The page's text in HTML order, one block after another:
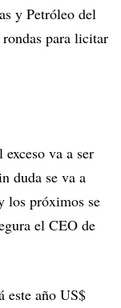
y Petróleo del
para licitar
va a ser
duda se va a
los próximos se
el CEO de
este año US$